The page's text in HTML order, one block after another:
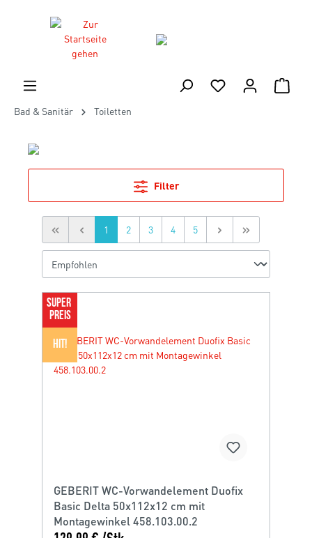
Bad & Sanitär Toiletten
Filter
1 2 3 4 5
SUPER
PREIS
HIT!
GEBERIT WC-Vorwandelement Duofix
Basic Delta 50x112x12 cm mit
Montagewinkel 458.103.00.2